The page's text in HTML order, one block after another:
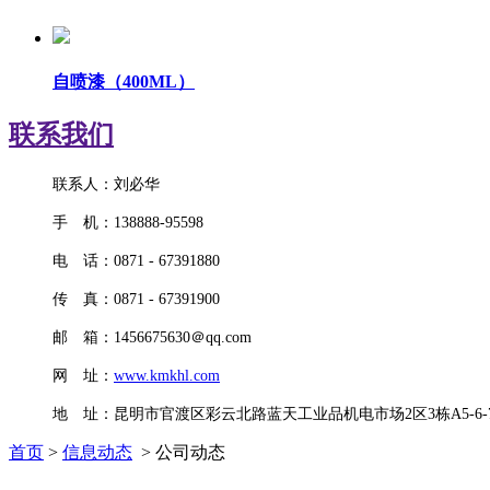
自喷漆（400ML）
联系我们
联系人：刘必华
手 机：138888-95598
电 话：0871 - 67391880
传 真：0871 - 67391900
邮 箱：1456675630＠qq.com
网 址： www.kmkhl.com
地 址：昆明市官渡区彩云北路蓝天工业品机电市场2区3栋A5-6-
首页 > 信息动态 > 公司动态